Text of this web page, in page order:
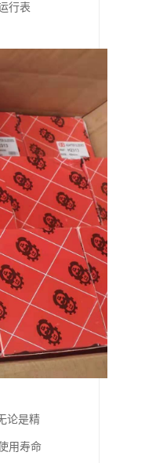
行表
论是精
用寿命